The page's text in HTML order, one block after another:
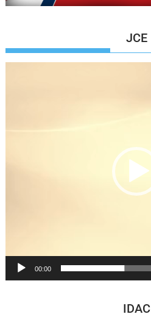
JCE
00:00
IDAC